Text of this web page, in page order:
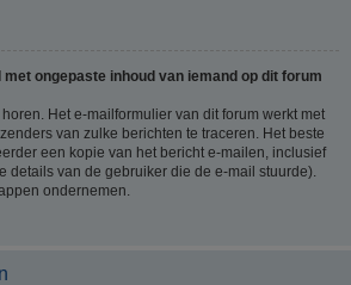
met ongepaste inhoud van iemand op dit forum
Het e-mailformulier van dit forum werkt met
van zulke berichten te traceren. Het beste
een kopie van het bericht e-mailen, inclusief
details van de gebruiker die de e-mail stuurde).
ondernemen.